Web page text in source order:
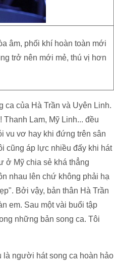
âm, phối khí hoàn toàn mới
trở nên mới mẻ, thú vị hơn
ca của Hà Trần và Uyên Linh.
Thanh Lam, Mỹ Linh... đều
vu vơ hay khi đứng trên sân
cũng áp lực nhiều đấy khi hát
ở Mỹ chia sẻ khá thẳng
nhau lên chứ không phải hạ
Bởi vậy, bản thân Hà Trần
em. Sau một vài buổi tập
những bản song ca. Tôi
người hát song ca hoàn hảo